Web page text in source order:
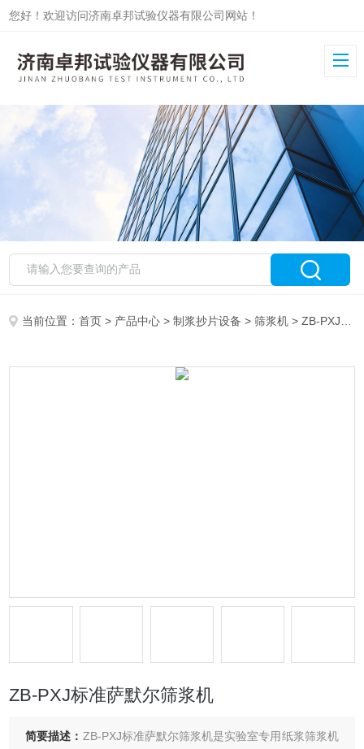
您好！欢迎访问济南卓邦试验仪器有限公司网站！
当前位置：首页 > 产品中心 >制浆抄片设备 >筛浆机 > ZB-PXJ标准萨默尔筛浆机
ZB-PXJ标准萨默尔筛浆机
简要描述： ZB-PXJ标准萨默尔筛浆机是实验室专用纸浆筛浆机